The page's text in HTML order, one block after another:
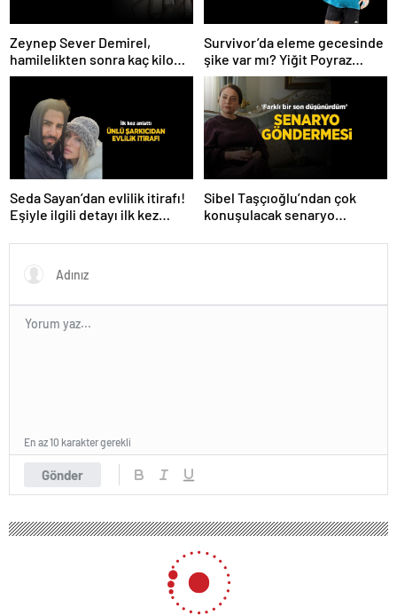
Zeynep Sever Demirel,
hamilelikten sonra kaç kilo
verdiğini açıkladı! ‘Yaza kadar
Survivor’da eleme gecesinde
şike var mı? Yiğit Poyraz
düelloda Volkan’la
yaşananları ilk kez anlattı!
Seda Sayan’dan evlilik itirafı!
Eşiyle ilgili detayı ilk kez
Sibel Taşçıoğlu’ndan çok
konuşulacak senaryo
düşünürdüm’
Gönder
En az 10 karakter gerekli